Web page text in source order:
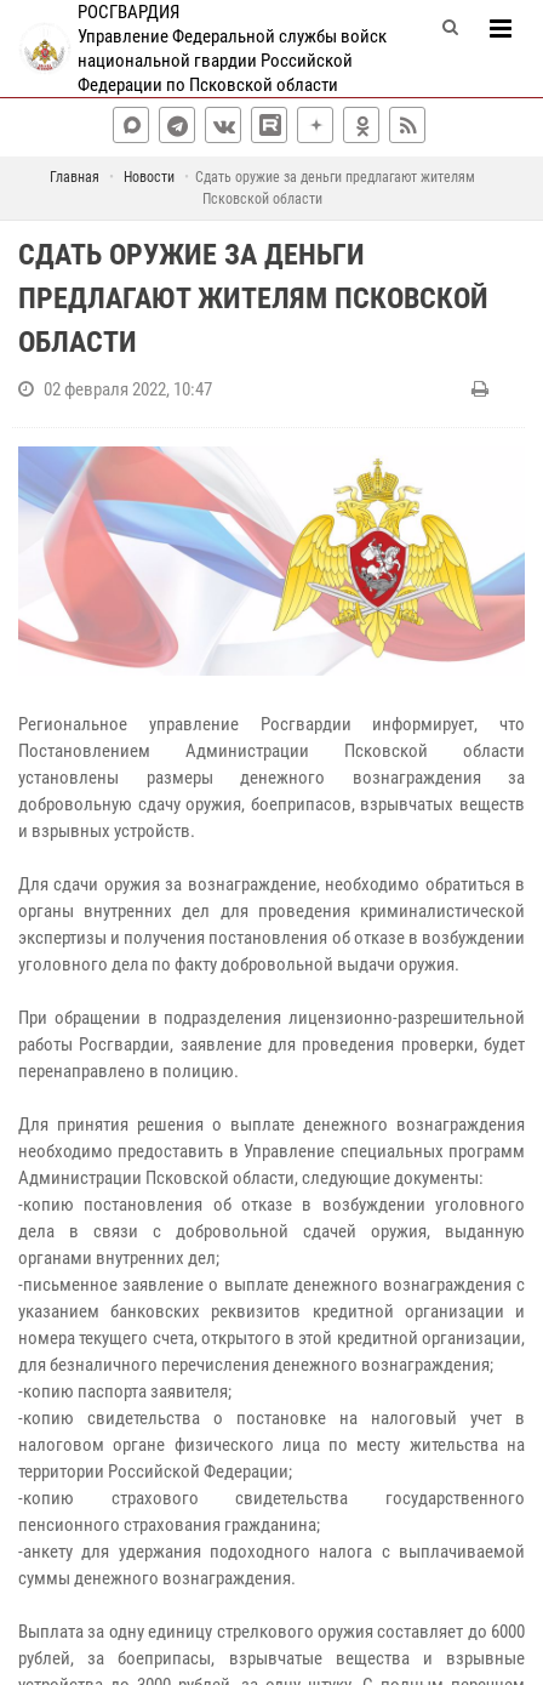
РОСГВАРДИЯ
Управление Федеральной службы войск
национальной гвардии Российской
Федерации по Псковской области
Главная Новости
Сдать оружие за деньги предлагают жителям
Псковской области
СДАТЬ ОРУЖИЕ ЗА ДЕНЬГИ
ПРЕДЛАГАЮТ ЖИТЕЛЯМ ПСКОВСКОЙ
ОБЛАСТИ
02 февраля 2022, 10:47
Региональное управление Росгвардии информирует, что
Постановлением Администрации Псковской области
установлены размеры денежного вознаграждения за
добровольную сдачу оружия, боеприпасов, взрывчатых веществ
и взрывных устройств.
Для сдачи оружия за вознаграждение, необходимо обратиться в
органы внутренних дел для проведения криминалистической
экспертизы и получения постановления об отказе в возбуждении
уголовного дела по факту добровольной выдачи оружия.
При обращении в подразделения лицензионно-разрешительной
работы Росгвардии, заявление для проведения проверки, будет
перенаправлено в полицию.
Для принятия решения о выплате денежного вознаграждения
необходимо предоставить в Управление специальных программ
Администрации Псковской области, следующие документы:
-копию постановления об отказе в возбуждении уголовного
дела в связи с добровольной сдачей оружия, выданную
органами внутренних дел;
-письменное заявление о выплате денежного вознаграждения с
указанием банковских реквизитов кредитной организации и
номера текущего счета, открытого в этой кредитной организации,
для безналичного перечисления денежного вознаграждения;
-копию паспорта заявителя;
-копию свидетельства о постановке на налоговый учет в
налоговом органе физического лица по месту жительства на
территории Российской Федерации;
-копию страхового свидетельства государственного
пенсионного страхования гражданина;
-анкету для удержания подоходного налога с выплачиваемой
суммы денежного вознаграждения.
Выплата за одну единицу стрелкового оружия составляет до 6000
рублей, за боеприпасы, взрывчатые вещества и взрывные